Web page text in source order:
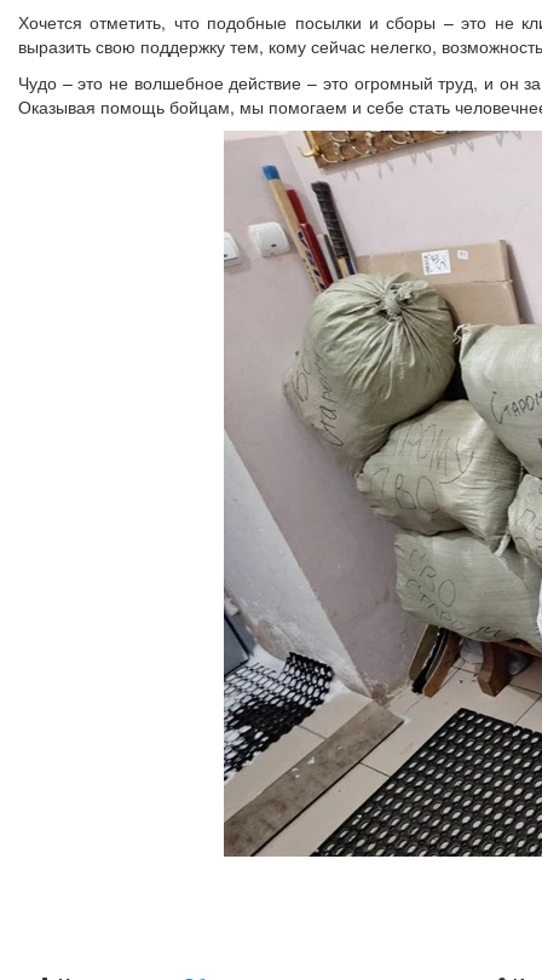
Хочется отметить, что подобные посылки и сборы – это не
выразить свою поддержку тем, кому сейчас нелегко,
Чудо – это не волшебное действие – это огромный труд, и он
Оказывая помощь бойцам, мы помогаем и себе стать